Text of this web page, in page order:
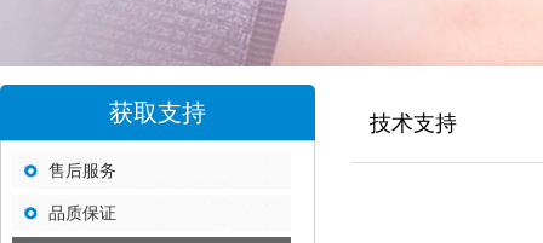
获取支持
售后服务
品质保证
技术支持